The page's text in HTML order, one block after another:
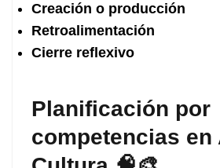
Creación o producción
Retroalimentación
Cierre reflexivo
Planificación por
competencias en